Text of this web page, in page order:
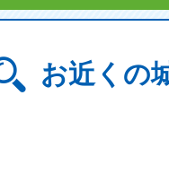
お近くの